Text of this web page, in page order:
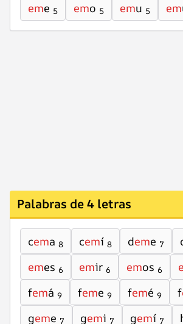
eme 5 emo 5 emu 5 em
Palabras de 4 letras
cema 8 cemí 8 deme 7
emes 6 emir 6 emos 6
femá 9 feme 9 femé 9 f
geme 7 gemi 7 gemí 7